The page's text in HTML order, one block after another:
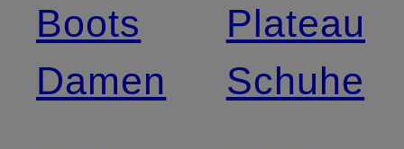
Boots
Damen
Plateau
Schuhe